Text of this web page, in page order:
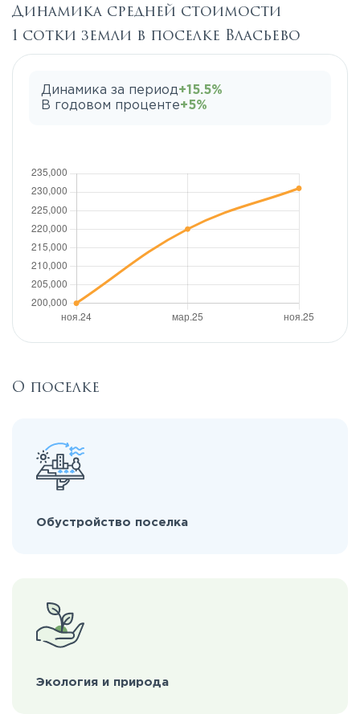
Динамика средней стоимости
1 сотки земли в поселке Власьево
Динамика за период+15.5%
В годовом проценте+5%
О поселке
Обустройство поселка
Экология и природа